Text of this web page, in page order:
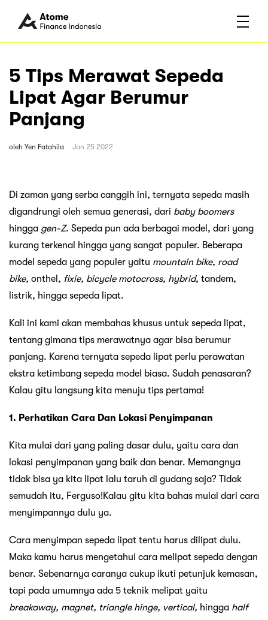
5 Tips Merawat Sepeda
Lipat Agar Berumur
Panjang
oleh Yen Fatahila Jan 25 2022
Di zaman yang serba canggih ini, ternyata sepeda masih
digandrungi oleh semua generasi, dari baby boomers
hingga gen-Z. Sepeda pun ada berbagai model, dari yang
kurang terkenal hingga yang sangat populer. Beberapa
model sepeda yang populer yaitu mountain bike, road
bike, onthel , fixie, bicycle motocross, hybrid, tandem,
listrik, hingga sepeda lipat.
Kali ini kami akan membahas khusus untuk sepeda lipat,
tentang gimana tips merawatnya agar bisa berumur
panjang. Karena ternyata sepeda lipat perlu perawatan
ekstra ketimbang sepeda model biasa. Sudah penasaran?
Kalau gitu langsung kita menuju tips pertama!
1. Perhatikan Cara Dan Lokasi Penyimpanan
Kita mulai dari yang paling dasar dulu, yaitu cara dan
lokasi penyimpanan yang baik dan benar. Memangnya
tidak bisa ya kita lipat lalu taruh di gudang saja? Tidak
semudah itu, Ferguso!Kalau gitu kita bahas mulai dari cara
menyimpannya dulu ya.
Cara menyimpan sepeda lipat tentu harus dilipat dulu.
Maka kamu harus mengetahui cara melipat sepeda dengan
benar. Sebenarnya caranya cukup ikuti petunjuk kemasan,
tapi pada umumnya ada 5 teknik melipat yaitu
breakaway, magnet, triangle hinge, vertical, hingga half